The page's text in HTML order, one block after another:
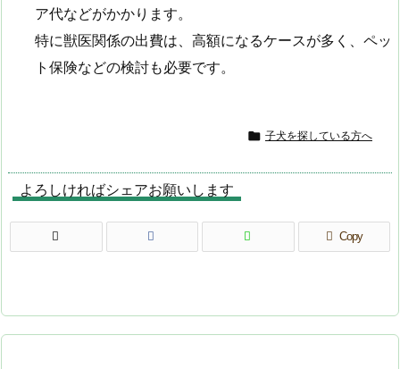
ア代などがかかります。
特に獣医関係の出費は、高額になるケースが多く、ペッ
ト保険などの検討も必要です。
 子犬を探している方へ
よろしければシェアお願いします
Copy